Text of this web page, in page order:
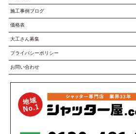
施工事例ブログ
価格表
大工さん募集
プライバシーポリシー
お問い合わせ